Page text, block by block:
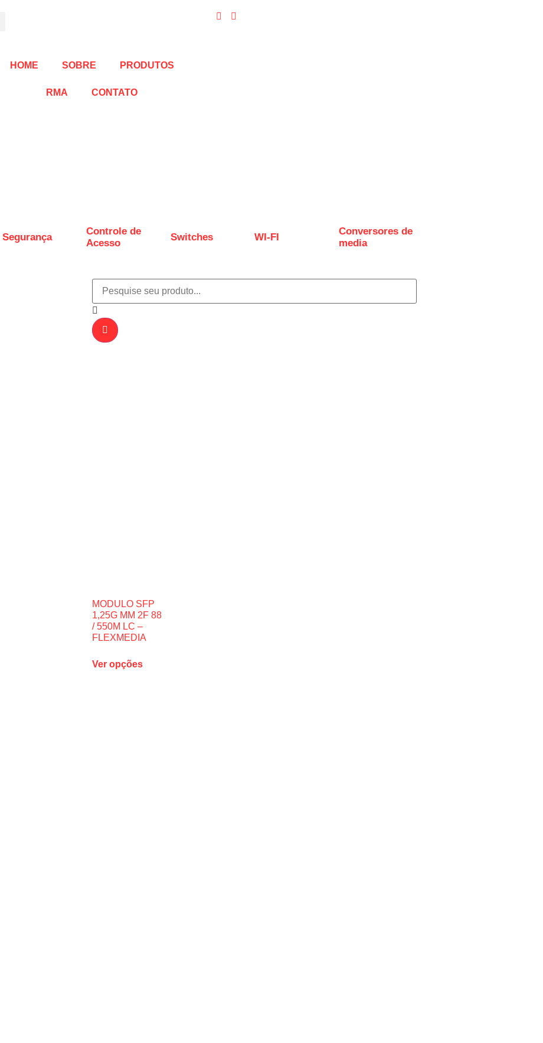
HOME SOBRE PRODUTOS
RMA CONTATO
Segurança
Controle de
Acesso
Switches WI-FI
Conversores de
media
MODULO SFP
1,25G MM 2F 88
/ 550M LC –
FLEXMEDIA
Ver opções